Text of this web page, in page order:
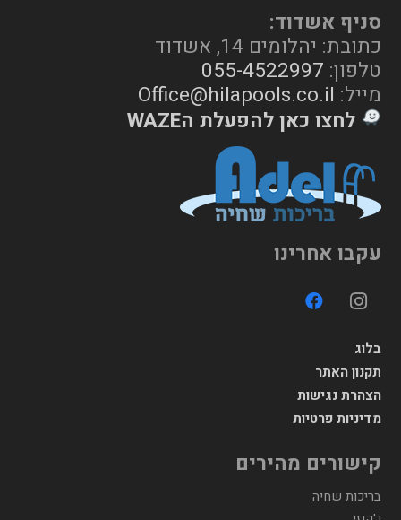
סניף אשדוד:
כתובת: יהלומים 14, אשדוד
טלפון: 055-4522997
מייל: Office@hilapools.co.il
לחצו כאן להפעלת הWAZE
עקבו אחרינו
בלוג
תקנון האתר
הצהרת נגישות
מדיניות פרטיות
קישורים מהירים
בריכות שחיה